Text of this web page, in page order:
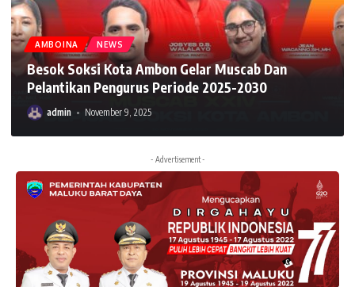
AMBOINA NEWS
Besok Soksi Kota Ambon Gelar Muscab Dan
Pelantikan Pengurus Periode 2025-2030
admin November 9, 2025
- Advertisement -